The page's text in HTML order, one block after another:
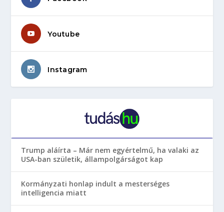
Youtube
Instagram
Trump aláírta – Már nem egyértelmű, ha valaki az
USA-ban születik, állampolgárságot kap
Kormányzati honlap indult a mesterséges
intelligencia miatt